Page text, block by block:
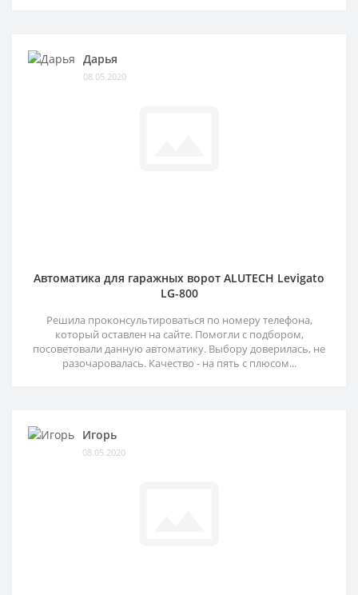
Дарья
08.05.2020
Автоматика для гаражных ворот ALUTECH Levigato
LG-800
Решила проконсультироваться по номеру телефона,
который оставлен на сайте. Помогли с подбором,
посоветовали данную автоматику. Выбору доверилась, не
разочаровалась. Качество - на пять с плюсом...
Игорь
08.05.2020